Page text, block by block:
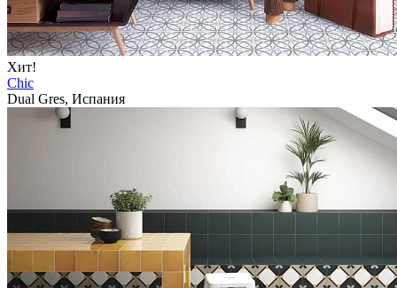
Хит!
Chic
Dual Gres, Испания